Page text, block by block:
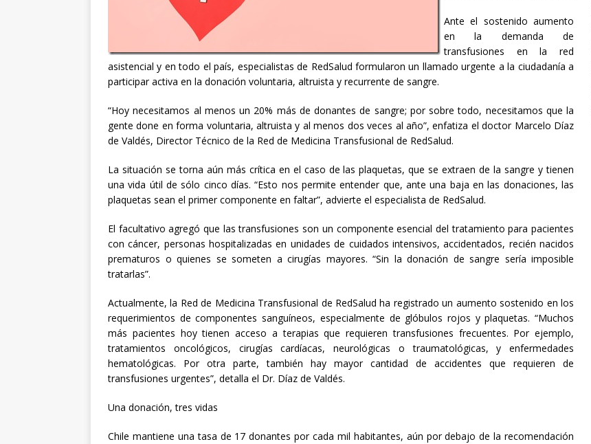
Ante el sostenido aumento
en la demanda de
transfusiones en la red
asistencial y en todo el país, especialistas de RedSalud formularon un llamado urgente a la ciudadanía a
participar activa en la donación voluntaria, altruista y recurrente de sangre.
“Hoy necesitamos al menos un 20% más de donantes de sangre; por sobre todo, necesitamos que la
gente done en forma voluntaria, altruista y al menos dos veces al año”, enfatiza el doctor Marcelo Díaz
de Valdés, Director Técnico de la Red de Medicina Transfusional de RedSalud.
La situación se torna aún más crítica en el caso de las plaquetas, que se extraen de la sangre y tienen
una vida útil de sólo cinco días. “Esto nos permite entender que, ante una baja en las donaciones, las
plaquetas sean el primer componente en faltar”, advierte el especialista de RedSalud.
El facultativo agregó que las transfusiones son un componente esencial del tratamiento para pacientes
con cáncer, personas hospitalizadas en unidades de cuidados intensivos, accidentados, recién nacidos
prematuros o quienes se someten a cirugías mayores. “Sin la donación de sangre sería imposible
tratarlas”.
Actualmente, la Red de Medicina Transfusional de RedSalud ha registrado un aumento sostenido en los
requerimientos de componentes sanguíneos, especialmente de glóbulos rojos y plaquetas. “Muchos
más pacientes hoy tienen acceso a terapias que requieren transfusiones frecuentes. Por ejemplo,
tratamientos oncológicos, cirugías cardíacas, neurológicas o traumatológicas, y enfermedades
hematológicas. Por otra parte, también hay mayor cantidad de accidentes que requieren de
transfusiones urgentes”, detalla el Dr. Díaz de Valdés.
Una donación, tres vidas
Chile mantiene una tasa de 17 donantes por cada mil habitantes, aún por debajo de la recomendación